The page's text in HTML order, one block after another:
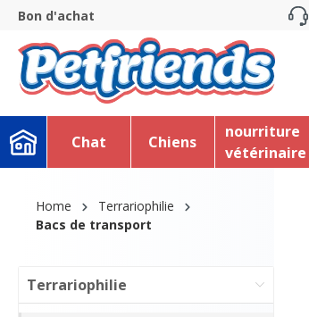
Passer à la navigation principale
Bon d'achat
Chat Chiens
nourriture
vétérinaire
Home
Terrariophilie
Bacs de transport
Terrariophilie